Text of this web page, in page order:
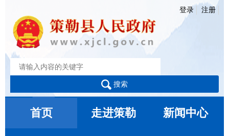
登录 注册
搜索
首页 走进策勒 新闻中心